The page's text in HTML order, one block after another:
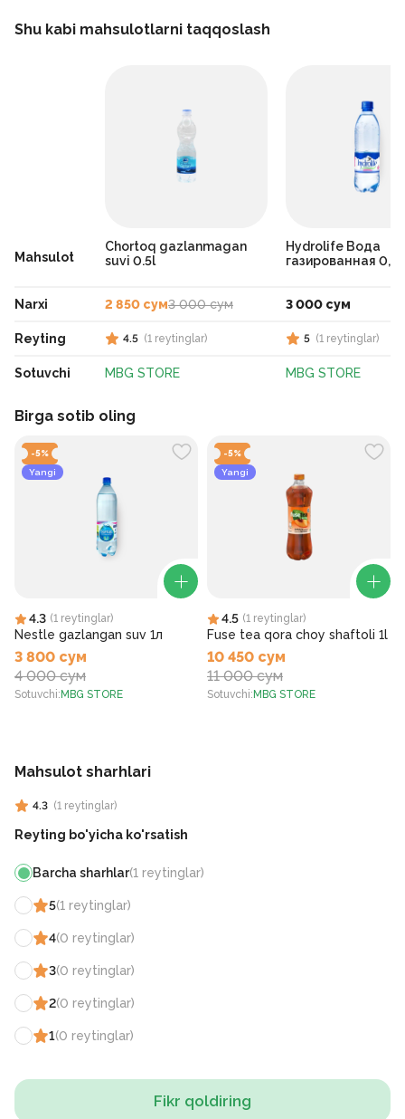
uchun juda mos keladi.
Shu kabi mahsulotlarni taqqoslash
Mahsulot
Narxi
Reyting
Sotuvchi
Chortoq gazlanmagan
suvi 0.5l
2 850 сум3 000 сум
4.5 (1 reytinglar)
MBG STORE
Hydrolife Вода
газированная 0,5л
3 000 сум
5 (1 reytinglar)
MBG STORE
Birga sotib oling
-5%
Yangi
4.3 (1 reytinglar)
Nestle gazlangan suv 1л
3 800 сум
4 000 сум
Sotuvchi: MBG STORE
-5%
Yangi
4.5 (1 reytinglar)
Fuse tea qora choy shaftoli 1l
10 450 сум
11 000 сум
Sotuvchi: MBG STORE
Mahsulot sharhlari
4.3 (1 reytinglar)
Reyting bo'yicha ko'rsatish
Barcha sharhlar(1 reytinglar)
5(1 reytinglar)
4(0 reytinglar)
3(0 reytinglar)
2(0 reytinglar)
1(0 reytinglar)
Fikr qoldiring